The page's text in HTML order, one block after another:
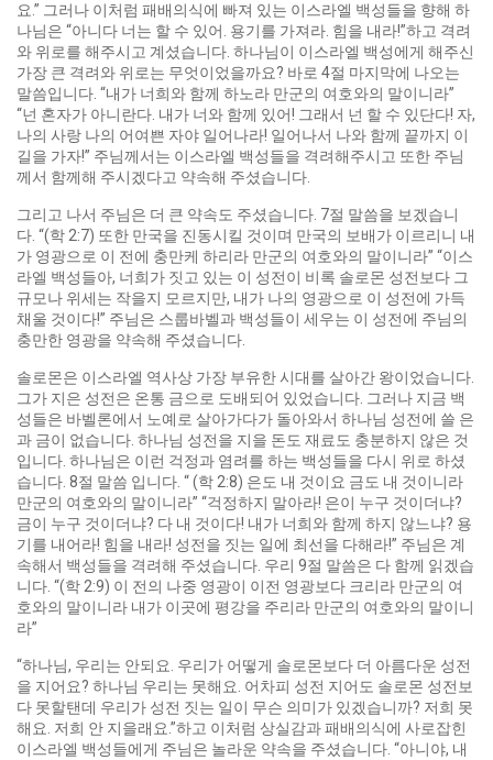
요.” 그러나 이처럼 패배의식에 빠져 있는 이스라엘 백성들을 향해 하
나님은 “아니다 너는 할 수 있어. 용기를 가져라. 힘을 내라!”하고 격려
와 위로를 해주시고 계셨습니다. 하나님이 이스라엘 백성에게 해주신
가장 큰 격려와 위로는 무엇이었을까요? 바로 4절 마지막에 나오는
말씀입니다. “내가 너희와 함께 하노라 만군의 여호와의 말이니라”
“넌 혼자가 아니란다. 내가 너와 함께 있어! 그래서 넌 할 수 있단다! 자,
나의 사랑 나의 어여쁜 자야 일어나라! 일어나서 나와 함께 끝까지 이
길을 가자!” 주님께서는 이스라엘 백성들을 격려해주시고 또한 주님
께서 함께해 주시겠다고 약속해 주셨습니다.
그리고 나서 주님은 더 큰 약속도 주셨습니다. 7절 말씀을 보겠습니
다. “(학 2:7) 또한 만국을 진동시킬 것이며 만국의 보배가 이르리니 내
가 영광으로 이 전에 충만케 하리라 만군의 여호와의 말이니라” “이스
라엘 백성들아, 너희가 짓고 있는 이 성전이 비록 솔로몬 성전보다 그
규모나 위세는 작을지 모르지만, 내가 나의 영광으로 이 성전에 가득
채울 것이다!” 주님은 스룹바벨과 백성들이 세우는 이 성전에 주님의
충만한 영광을 약속해 주셨습니다.
솔로몬은 이스라엘 역사상 가장 부유한 시대를 살아간 왕이었습니다.
그가 지은 성전은 온통 금으로 도배되어 있었습니다. 그러나 지금 백
성들은 바벨론에서 노예로 살아가다가 돌아와서 하나님 성전에 쓸 은
과 금이 없습니다. 하나님 성전을 지을 돈도 재료도 충분하지 않은 것
입니다. 하나님은 이런 걱정과 염려를 하는 백성들을 다시 위로 하셨
습니다. 8절 말씀 입니다. “ (학 2:8) 은도 내 것이요 금도 내 것이니라
만군의 여호와의 말이니라” “걱정하지 말아라! 은이 누구 것이더냐?
금이 누구 것이더냐? 다 내 것이다! 내가 너희와 함께 하지 않느냐? 용
기를 내어라! 힘을 내라! 성전을 짓는 일에 최선을 다해라!” 주님은 계
속해서 백성들을 격려해 주셨습니다. 우리 9절 말씀은 다 함께 읽겠습
니다. “(학 2:9) 이 전의 나중 영광이 이전 영광보다 크리라 만군의 여
호와의 말이니라 내가 이곳에 평강을 주리라 만군의 여호와의 말이니
라”
“하나님, 우리는 안되요. 우리가 어떻게 솔로몬보다 더 아름다운 성전
을 지어요? 하나님 우리는 못해요. 어차피 성전 지어도 솔로몬 성전보
다 못할탠데 우리가 성전 짓는 일이 무슨 의미가 있겠습니까? 저희 못
해요. 저희 안 지을래요.”하고 이처럼 상실감과 패배의식에 사로잡힌
이스라엘 백성들에게 주님은 놀라운 약속을 주셨습니다. “아니야, 내